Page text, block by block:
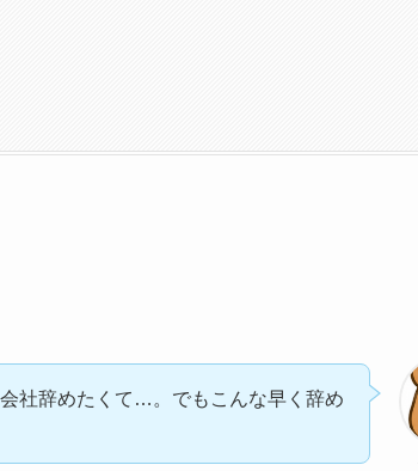
社辞めたくて…。でもこんな早く辞め